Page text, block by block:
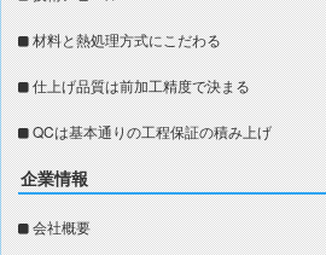
材料と熱処理方式にこだわる
仕上げ品質は前加工精度で決まる
QCは基本通りの工程保証の積み上げ
企業情報
会社概要